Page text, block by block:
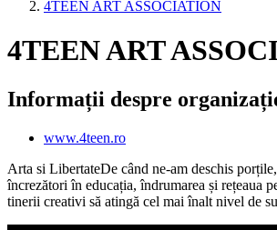
4TEEN ART ASSOCIATION
4TEEN ART
Informații despre
www.4teen.ro
Arta si LibertateDe când ne-am deschis
încrezători în educația, îndrumarea și rețeaua
tinerii creativi să atingă cel mai înalt nivel de